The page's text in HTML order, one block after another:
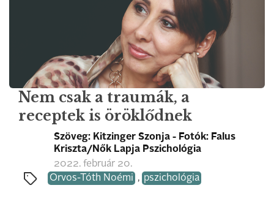
Nem csak a traumák, a
receptek is öröklődnek
Szöveg: Kitzinger Szonja - Fotók: Falus
Kriszta/Nők Lapja Pszichológia
2022. február 20.
Orvos-Tóth Noémi , pszichológia